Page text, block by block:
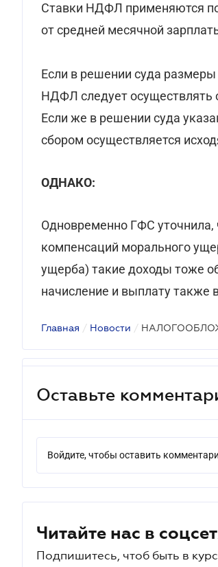
Ставки НДФЛ применяются
от средней месячной
Если в решении суда
НДФЛ следует осуществлять
Если же в решении суда
сбором осуществляется
ОДНАКО:
Одновременно ГФС уточнила,
компенсаций морального
ущерба) такие доходы тоже
начисление и выплату также
Главная / Новости /
Оставьте
Войдите, чтобы оставить
Читайте нас в
Подпишитесь, чтоб быть в